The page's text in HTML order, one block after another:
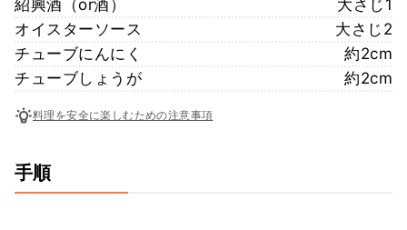
紹興酒（or酒）
大さじ1
オイスターソース
大さじ2
チューブにんにく
約2cm
チューブしょうが
約2cm
料理を安全に楽しむための注意事項
手順